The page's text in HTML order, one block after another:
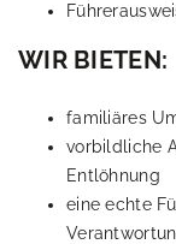
WIR BIETEN:
familiäres
vorbildliche
Entlöhnung
eine echte